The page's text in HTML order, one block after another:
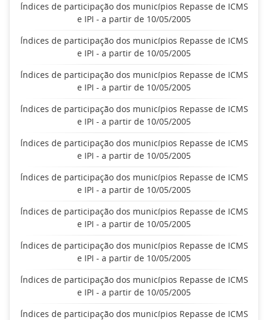
Índices de participação dos municípios Repasse de ICMS
e IPI - a partir de 10/05/2005
Índices de participação dos municípios Repasse de ICMS
e IPI - a partir de 10/05/2005
Índices de participação dos municípios Repasse de ICMS
e IPI - a partir de 10/05/2005
Índices de participação dos municípios Repasse de ICMS
e IPI - a partir de 10/05/2005
Índices de participação dos municípios Repasse de ICMS
e IPI - a partir de 10/05/2005
Índices de participação dos municípios Repasse de ICMS
e IPI - a partir de 10/05/2005
Índices de participação dos municípios Repasse de ICMS
e IPI - a partir de 10/05/2005
Índices de participação dos municípios Repasse de ICMS
e IPI - a partir de 10/05/2005
Índices de participação dos municípios Repasse de ICMS
e IPI - a partir de 10/05/2005
Índices de participação dos municípios Repasse de ICMS